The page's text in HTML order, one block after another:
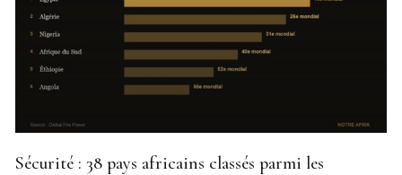
Sécurité : 38 pays africains classés parmi les